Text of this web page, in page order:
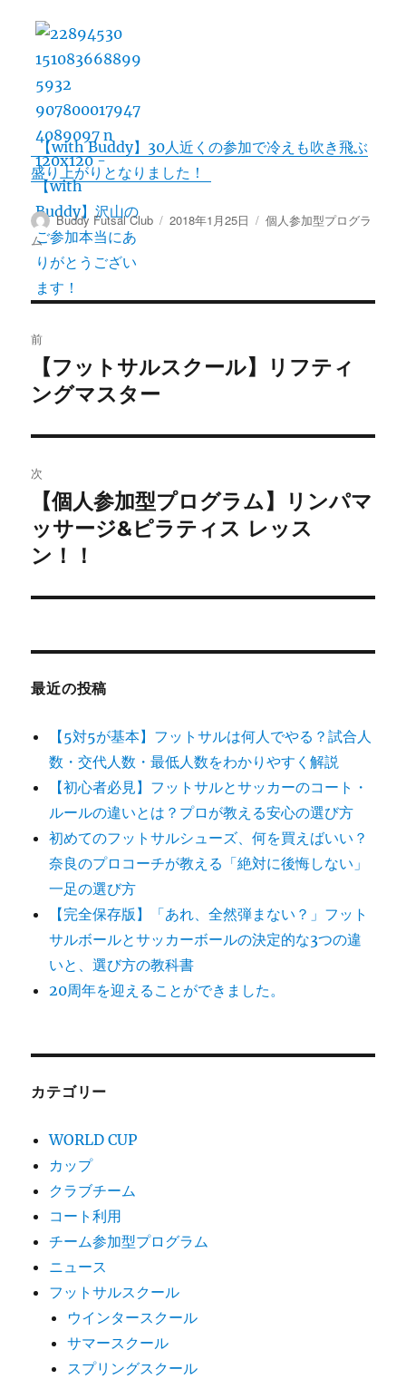
n
k
【with Buddy】30人近くの参加で冷えも吹き飛ぶ
盛り上がりとなりました！
投
稿
者
Buddy Futsal Club
投
2018年1月25日
カ
個人参加型プログラ
ム
稿
ナ
ビ
ゲ
ー
シ
前
の
稿:
【フットサルスクール】リフティ
ングマスター
次
の
投
【個人参加型プログラム】リンパマ
ッサージ&ピラティス レッス
ン！！
最近の投稿
【5対5が基本】フットサルは何人でやる？試合人
数・交代人数・最低人数をわかりやすく解説
【初心者必見】フットサルとサッカーのコート・
ルールの違いとは？プロが教える安心の選び方
初めてのフットサルシューズ、何を買えばいい？
奈良のプロコーチが教える「絶対に後悔しない」
一足の選び方
【完全保存版】「あれ、全然弾まない？」フット
サルボールとサッカーボールの決定的な3つの違
いと、選び方の教科書
20周年を迎えることができました。
カテゴリー
WORLD CUP
カップ
クラブチーム
コート利用
チーム参加型プログラム
ニュース
フットサルスクール
ウインタースクール
サマースクール
スプリングスクール